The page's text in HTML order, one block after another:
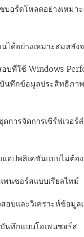
บอร์ดโหลดอย่างเหมา
นได้อย่างเหมาะสมหลั
อบที่ใช้ Windows
นทึกข้อมูลประสิทธิภา
ดการจัดการเซิร์ฟเวอ
แอปพลิเคชันแบบไม่ต้อ
พนซอร์สแบบเรียลไทม์
อบและวิเคราะห์ข้อมูล
นทึกแบบโอเพนซอร์ส